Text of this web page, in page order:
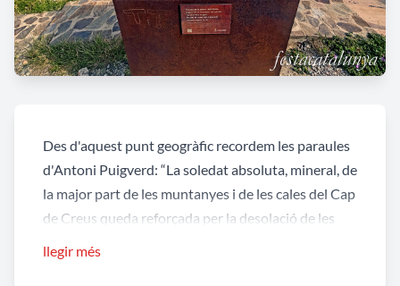
Des d'aquest punt geogràfic recordem les paraules
d'Antoni Puigverd: “La soledat absoluta, mineral, de
la major part de les muntanyes i de les cales del Cap
de Creus queda reforçada per la desolació de les
llegir més